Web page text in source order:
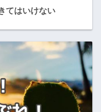
てはいけない